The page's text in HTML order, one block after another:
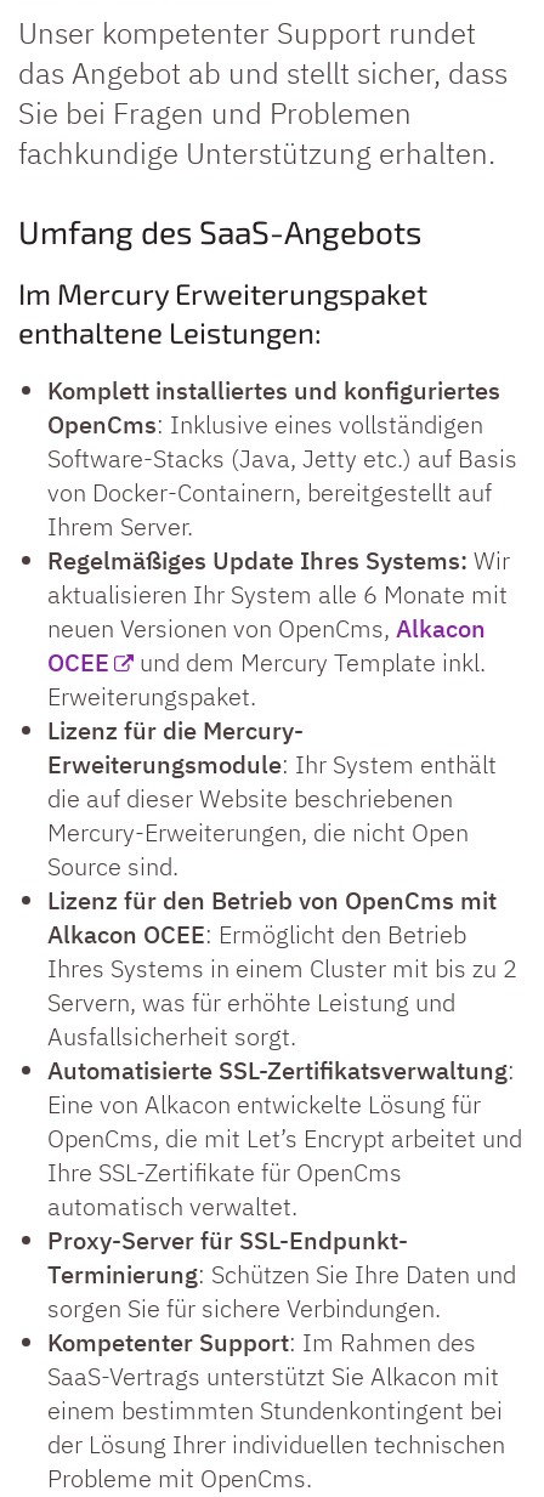
Unser kompetenter Support rundet
das Angebot ab und stellt sicher, dass
Sie bei Fragen und Problemen
fachkundige Unterstützung erhalten.
Umfang des SaaS-Angebots
Im Mercury Erweiterungspaket
enthaltene Leistungen:
Komplett installiertes und konfiguriertes
OpenCms: Inklusive eines vollständigen
Software-Stacks (Java, Jetty etc.) auf Basis
von Docker-Containern, bereitgestellt auf
Ihrem Server.
Regelmäßiges Update Ihres Systems: Wir
aktualisieren Ihr System alle 6 Monate mit
neuen Versionen von OpenCms, Alkacon
OCEE
und dem Mercury Template inkl.
Erweiterungspaket.
Lizenz für die Mercury-
Erweiterungsmodule: Ihr System enthält
die auf dieser Website beschriebenen
Mercury-Erweiterungen, die nicht Open
Source sind.
Lizenz für den Betrieb von OpenCms mit
Alkacon OCEE: Ermöglicht den Betrieb
Ihres Systems in einem Cluster mit bis zu 2
Servern, was für erhöhte Leistung und
Ausfallsicherheit sorgt.
Automatisierte SSL-Zertifikatsverwaltung:
Eine von Alkacon entwickelte Lösung für
OpenCms, die mit Let’s Encrypt arbeitet und
Ihre SSL-Zertifikate für OpenCms
automatisch verwaltet.
Proxy-Server für SSL-Endpunkt-
Terminierung: Schützen Sie Ihre Daten und
sorgen Sie für sichere Verbindungen.
Kompetenter Support: Im Rahmen des
SaaS-Vertrags unterstützt Sie Alkacon mit
einem bestimmten Stundenkontingent bei
der Lösung Ihrer individuellen technischen
Probleme mit OpenCms.